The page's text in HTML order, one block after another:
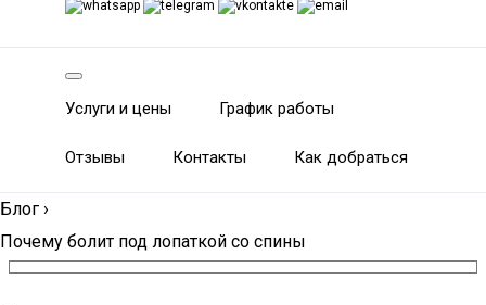
Услуги и цены График работы
Отзывы Контакты Как добраться
Блог ›
Почему болит под лопаткой со спины